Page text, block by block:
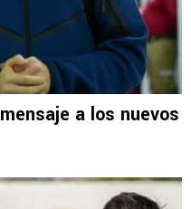
a los nuevos